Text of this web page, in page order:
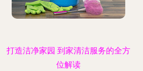
打造洁净家园 到家清洁服务的全方
位解读